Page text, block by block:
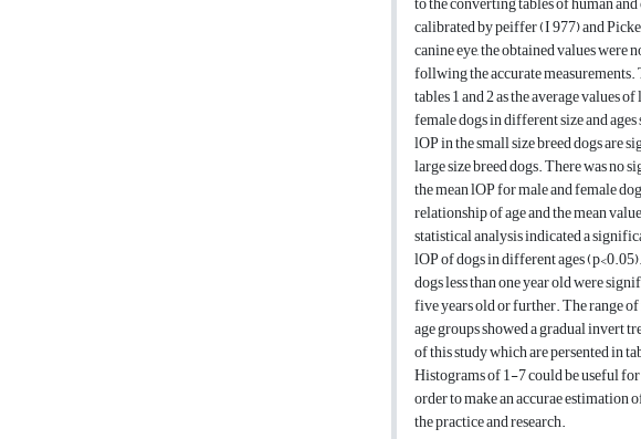
calibrated by peiffer (I 977) and
canine eye, the obtained values
follwing the accurate measurements.
tables 1 and 2 as the average values
female dogs in different size and
lOP in the small size breed dogs are
large size breed dogs. There was no
the mean lOP for male and female
relationship of age and the mean
statistical analysis indicated a
lOP of dogs in different ages
dogs less than one year old were
five years old or further. The range
age groups showed a gradual invert
of this study which are persented in
Histograms of 1-7 could be useful
order to make an accurae
the practice and research.